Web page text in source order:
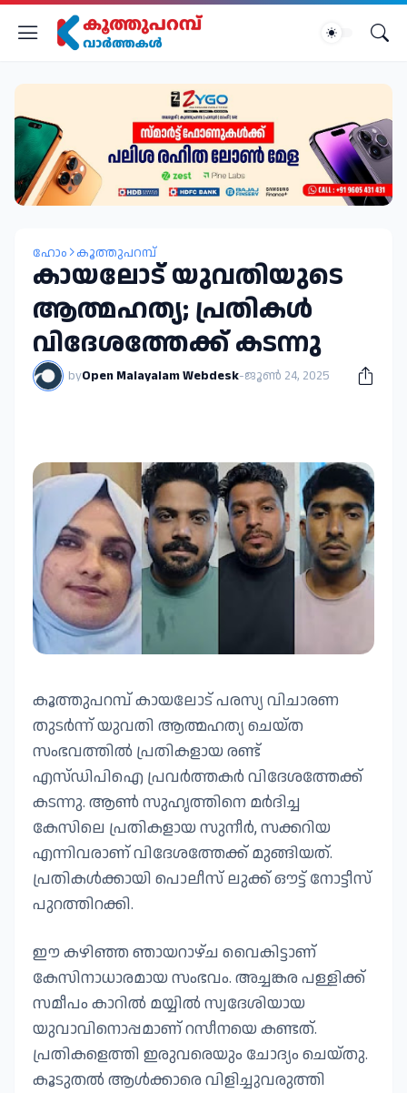
ഹോം കൂത്തുപറമ്പ്
കായലോട് യുവതിയുടെ
ആത്മഹത്യ; പ്രതികൾ
വിദേശത്തേക്ക് കടന്നു
byOpen Malayalam Webdesk-ജൂൺ 24, 2025
കൂത്തുപറമ്പ് കായലോട് പരസ്യ വിചാരണ
തുടർന്ന് യുവതി ആത്മഹത്യ ചെയ്ത
സംഭവത്തിൽ പ്രതികളായ രണ്ട്
എസ്ഡിപിഐ പ്രവർത്തകർ വിദേശത്തേക്ക്
കടന്നു. ആൺ സുഹൃത്തിനെ മർദിച്ച
കേസിലെ പ്രതികളായ സുനീർ, സക്കറിയ
എന്നിവരാണ് വിദേശത്തേക്ക് മുങ്ങിയത്.
പ്രതികൾക്കായി പൊലീസ് ലുക്ക് ഔട്ട് നോട്ടീസ്
പുറത്തിറക്കി.
ഈ കഴിഞ്ഞ ഞായറാഴ്ച വൈകിട്ടാണ്
കേസിനാധാരമായ സംഭവം. അച്ചങ്കര പള്ളിക്ക്
സമീപം കാറിൽ മയ്യിൽ സ്വദേശിയായ
യുവാവിനൊപ്പമാണ് റസീനയെ കണ്ടത്.
പ്രതികളെത്തി ഇരുവരെയും ചോദ്യം ചെയ്തു.
കൂടുതൽ ആൾക്കാരെ വിളിച്ചുവരുത്തി